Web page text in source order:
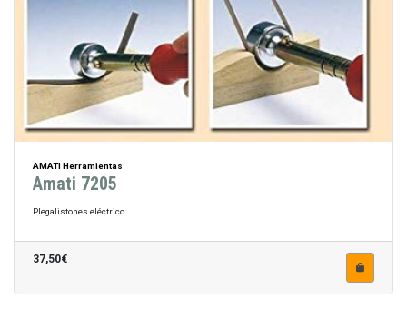
AMATI Herramientas
Amati 7205
Plegalistones eléctrico.
37,50€